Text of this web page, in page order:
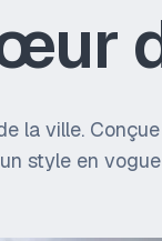
la ville.
style en